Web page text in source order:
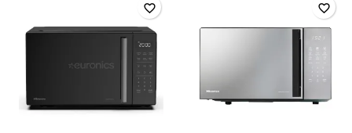
favorite_border favorite_border